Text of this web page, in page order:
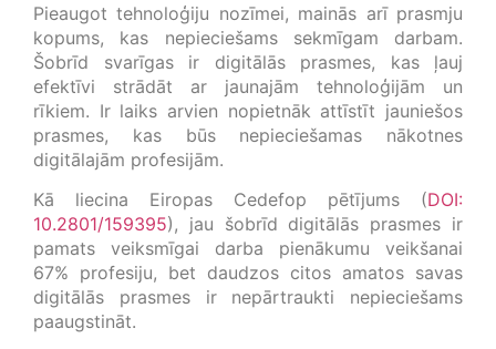
Pieaugot tehnoloģiju nozīmei, mainās arī prasmju
kopums, kas nepieciešams sekmīgam darbam.
Šobrīd svarīgas ir digitālās prasmes, kas ļauj
efektīvi strādāt ar jaunajām tehnoloģijām un
rīkiem. Ir laiks arvien nopietnāk attīstīt jauniešos
prasmes, kas būs nepieciešamas nākotnes
digitālajām profesijām.
Kā liecina Eiropas Cedefop pētījums (DOI:
10.2801/159395), jau šobrīd digitālās prasmes ir
pamats veiksmīgai darba pienākumu veikšanai
67% profesiju, bet daudzos citos amatos savas
digitālās prasmes ir nepārtraukti nepieciešams
paaugstināt.